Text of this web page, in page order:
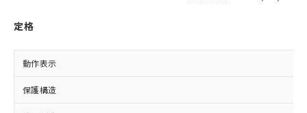
定格
動作表示
保護構造